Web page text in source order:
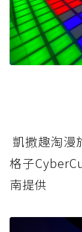
凱撒趣淘漫
格子
南提供